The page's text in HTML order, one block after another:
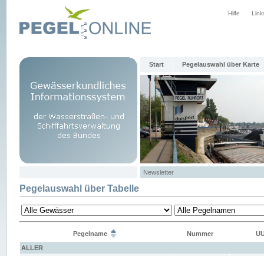
Hilfe
Start Pegelauswahl über Karte
Newsletter
Pegelauswahl über Tabelle
Pegelname Nummer
ALLER